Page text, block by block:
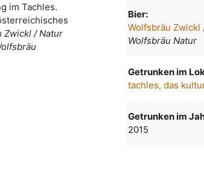
im Tachles.
Zwickl / Natur
Bier:
Wolfsbräu Zwickl
Wolfsbräu Natur
Getrunken im
tachles, das
Getrunken im
2015